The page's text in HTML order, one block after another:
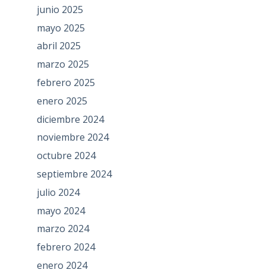
junio 2025
mayo 2025
abril 2025
marzo 2025
febrero 2025
enero 2025
diciembre 2024
noviembre 2024
octubre 2024
septiembre 2024
julio 2024
mayo 2024
marzo 2024
febrero 2024
enero 2024